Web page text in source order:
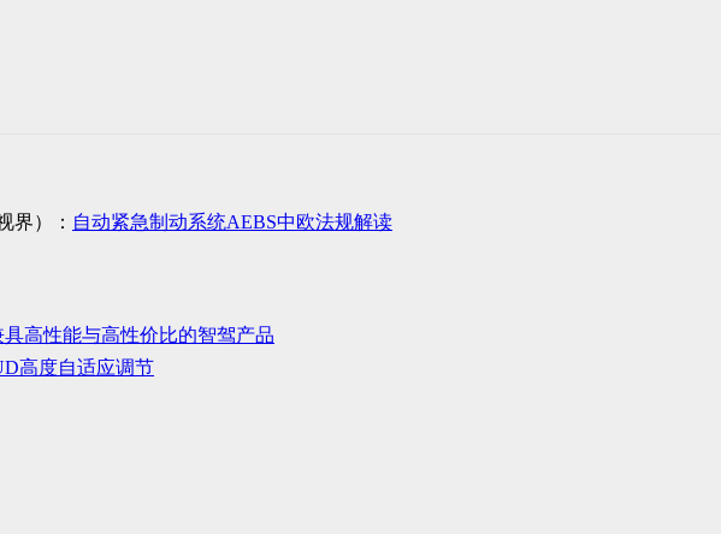
界）： 自动紧急制动系统AEBS中欧法规解读
高性能与高性价比的智驾产品
高度自适应调节